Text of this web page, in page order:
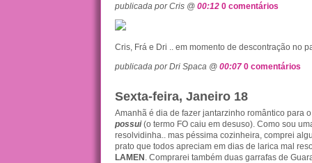
publicada por Cris @ 00:12 0 comentários
Cris, Frá e Dri .. em momento de descontração no
publicada por Dri Spaca @ 00:07 0 comentários
Sexta-feira, Janeiro 18
Amanhã é dia de fazer jantarzinho romântico para
possui(o termo FO caiu em desuso). Como sou
resolvidinha.. mas péssima cozinheira, comprei
prato que todos apreciam em dias de larica mal
LAMEN
. Comprarei também duas garrafas de